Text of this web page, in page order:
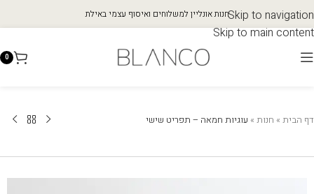
Skip to navigation
Skip to main content
חנות אונליין למשלוחים ואיסוף עצמי באילת
0
דף הבית » חנות » עוגיות חמאה – תפריט שישי